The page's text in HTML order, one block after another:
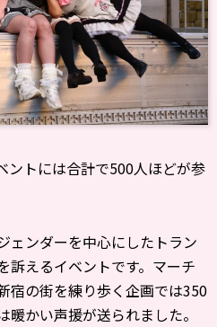
ントには合計で500人ほどが参
ェンダーを中心にしたトラン
訴えるイベントです。マーチ
宿の街を練り歩く企画では350
かい声援が送られました。